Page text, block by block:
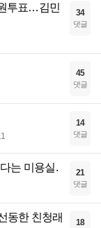
투표…김민
34
댓글
45
댓글
14
댓글
는 미용실. 21
댓글
동한 친청래 18